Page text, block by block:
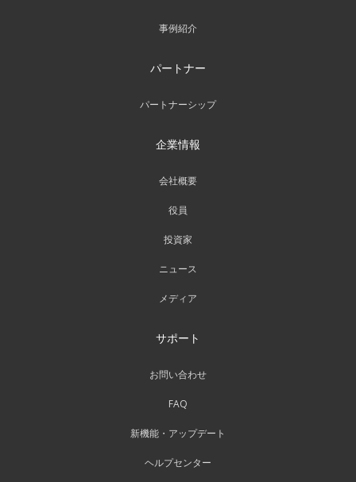
事例紹介
パートナー
パートナーシップ
企業情報
会社概要
役員
投資家
ニュース
メディア
サポート
お問い合わせ
FAQ
新機能・アップデート
ヘルプセンター